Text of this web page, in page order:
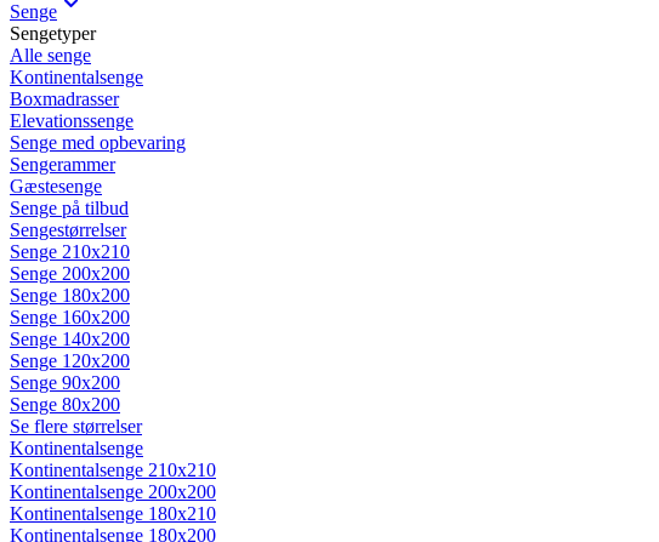
Senge
Sengetyper
Alle senge
Kontinentalsenge
Boxmadrasser
Elevationssenge
Senge med opbevaring
Sengerammer
Gæstesenge
Senge på tilbud
Sengestørrelser
Senge 210x210
Senge 200x200
Senge 180x200
Senge 160x200
Senge 140x200
Senge 120x200
Senge 90x200
Senge 80x200
Se flere størrelser
Kontinentalsenge
Kontinentalsenge 210x210
Kontinentalsenge 200x200
Kontinentalsenge 180x210
Kontinentalsenge 180x200